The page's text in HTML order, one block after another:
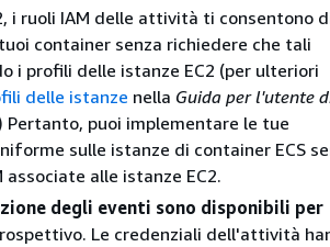
i ruoli IAM delle attività ti consentono
container senza richiedere che tali
i profili delle istanze EC2 (per ulteriori
delle istanze nella Guida per l'utente
Pertanto, puoi implementare le tue
sulle istanze di container ECS
alle istanze EC2.
degli eventi sono disponibili per
Le credenziali dell'attività